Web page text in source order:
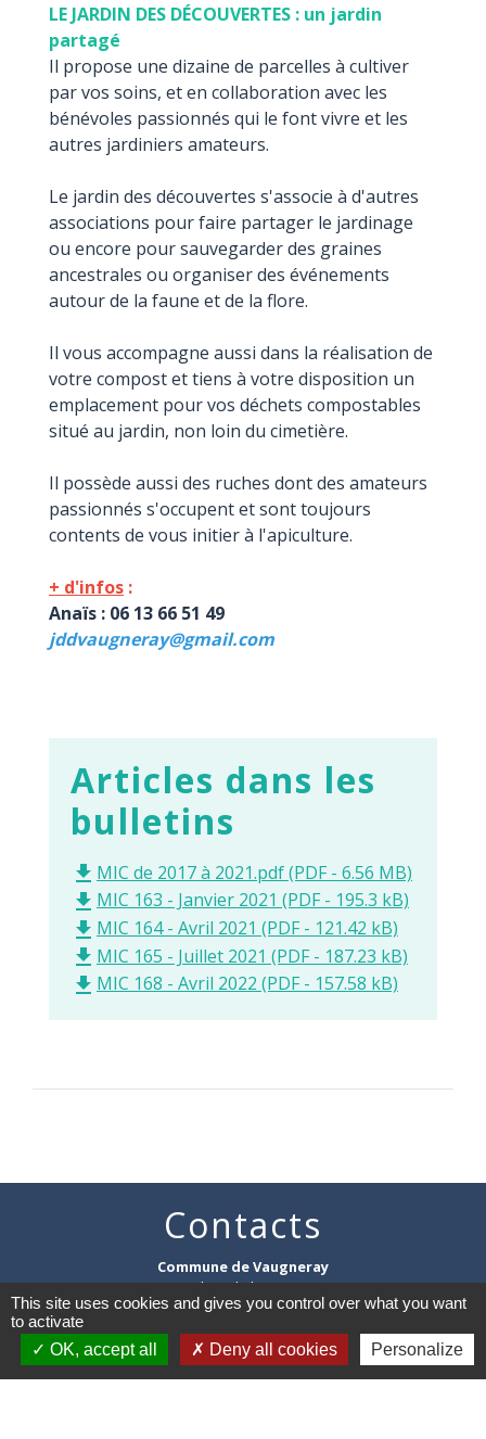
LE JARDIN DES DÉCOUVERTES : un jardin
partagé
Il propose une dizaine de parcelles à cultiver
par vos soins, et en collaboration avec les
bénévoles passionnés qui le font vivre et les
autres jardiniers amateurs.
Le jardin des découvertes s'associe à d'autres
associations pour faire partager le jardinage
ou encore pour sauvegarder des graines
ancestrales ou organiser des événements
autour de la faune et de la flore.
Il vous accompagne aussi dans la réalisation de
votre compost et tiens à votre disposition un
emplacement pour vos déchets compostables
situé au jardin, non loin du cimetière.
Il possède aussi des ruches dont des amateurs
passionnés s'occupent et sont toujours
contents de vous initier à l'apiculture.
+ d'infos :
Anaïs : 06 13 66 51 49
jddvaugneray@gmail.com
Articles dans les
bulletins
file_download MIC de 2017 à 2021.pdf (PDF - 6.56 MB)
file_download MIC 163 - Janvier 2021 (PDF - 195.3 kB)
file_download MIC 164 - Avril 2021 (PDF - 121.42 kB)
file_download MIC 165 - Juillet 2021 (PDF - 187.23 kB)
file_download MIC 168 - Avril 2022 (PDF - 157.58 kB)
Contacts
Commune de Vaugneray
1 place de la Mairie
69670 Vaugneray - FRANCE
Contact par formulaire
This site uses cookies and gives you control over what you want
to activate
OK, accept all
Deny all cookies Personalize